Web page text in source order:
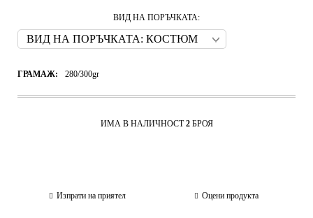
ВИД НА ПОРЪЧКАТА:
ГРАМАЖ: 280/300gr
ИМА В НАЛИЧНОСТ2БРОЯ
Изпрати на приятел Оцени продукта